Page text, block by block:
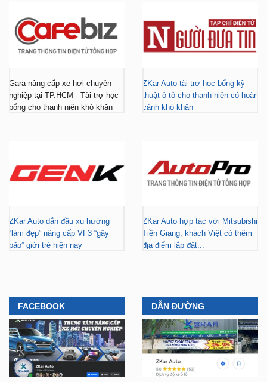
Gara nâng cấp xe hơi chuyên
nghiệp tại TP.HCM - Tài trợ học
bổng cho thanh niên khó khăn
ZKar Auto tài trợ học bổng kỹ
thuật ô tô cho thanh niên có hoàn
cảnh khó khăn
ZKar Auto dẫn đầu xu hướng
“làm đẹp” nâng cấp VF3 “gây
bão” giới trẻ hiện nay
ZKar Auto hợp tác với Mitsubishi
Tiền Giang, khách Việt có thêm
địa điểm lắp đặt...
FACEBOOK DẪN ĐƯỜNG